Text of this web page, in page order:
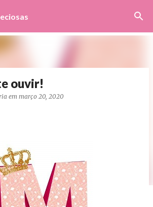
para o conteúdo principal
ouvir!
em março 20, 2020